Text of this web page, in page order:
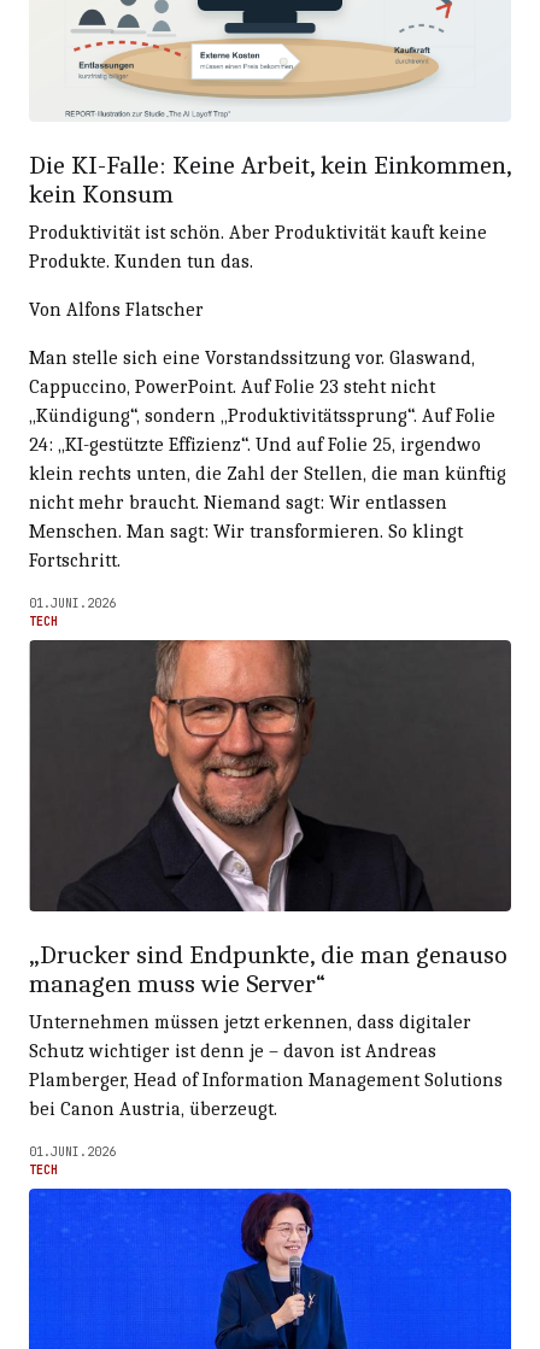
Die KI-Falle: Keine Arbeit, kein Einkommen,
kein Konsum
Produktivität ist schön. Aber Produktivität kauft keine
Produkte. Kunden tun das.
Von Alfons Flatscher
Man stelle sich eine Vorstandssitzung vor. Glaswand,
Cappuccino, PowerPoint. Auf Folie 23 steht nicht
„Kündigung“, sondern „Produktivitätssprung“. Auf Folie
24: „KI-gestützte Effizienz“. Und auf Folie 25, irgendwo
klein rechts unten, die Zahl der Stellen, die man künftig
nicht mehr braucht. Niemand sagt: Wir entlassen
Menschen. Man sagt: Wir transformieren. So klingt
Fortschritt.
01.JUNI.2026
TECH
„Drucker sind Endpunkte, die man genauso
managen muss wie Server“
Unternehmen müssen jetzt erkennen, dass digitaler
Schutz wichtiger ist denn je – davon ist Andreas
Plamberger, Head of Information Management Solutions
bei Canon Austria, überzeugt.
01.JUNI.2026
TECH